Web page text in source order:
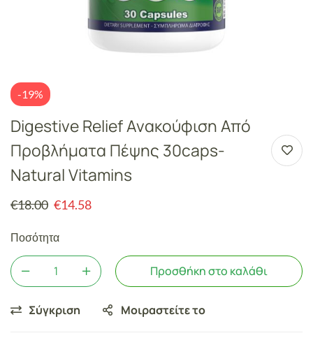
-19%
Digestive Relief Ανακούφιση Από
Προβλήματα Πέψης 30caps-
Natural Vitamins
€18.00 €14.58
Ποσότητα
Προσθήκη στο καλάθι
Σύγκριση Μοιραστείτε το